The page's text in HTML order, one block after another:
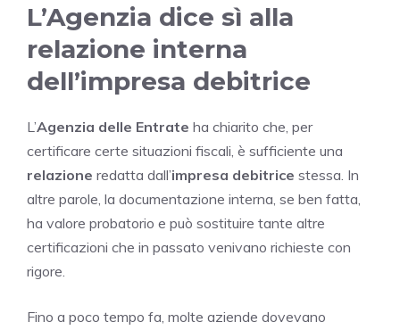
L’Agenzia dice sì alla
relazione interna
dell’impresa debitrice
L’Agenzia delle Entrate ha chiarito che, per
certificare certe situazioni fiscali, è sufficiente una
relazione redatta dall’impresa debitrice stessa. In
altre parole, la documentazione interna, se ben fatta,
ha valore probatorio e può sostituire tante altre
certificazioni che in passato venivano richieste con
rigore.
Fino a poco tempo fa, molte aziende dovevano